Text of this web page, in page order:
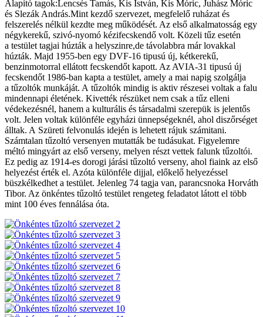
Alapitó tagok:Lencsés Tamás, Kis István, Kis Móric, Juhász Móric
és Slezák András.Mint kezdő szervezet, megfelelő ruházat és
felszerelés nélkül kezdte meg működését. Az első alkalmatosság egy
négykerekű, szivó-nyomó kézifecskendő volt. Közeli tűz esetén
a testület tagjai húzták a helyszinre,de távolabbra már lovakkal
húzták. Majd 1955-ben egy DVF-16 tipusú új, kétkerekű,
benzinmotorral ellátott fecskendőt kapott. Az AVIA-31 tipusú új
fecskendőt 1986-ban kapta a testület, amely a mai napig szolgálja
a tűzoltók munkáját. A tűzoltók mindig is aktiv részesei voltak a falu
mindennapi életének. Kivették részüket nem csak a tűz elleni
védekezésnél, hanem a kulturális és társadalmi szerepük is jelentős
volt. Jelen voltak különféle egyházi ünnepségeknél, ahol diszőrséget
álltak. A Szüreti felvonulás idején is lehetett rájuk számitani.
Számtalan tűzoltó versenyen mutatták be tudásukat. Figyelemre
méltó mingyárt az első verseny, melyen részt vettek falunk tűzoltói.
Ez pedig az 1914-es dorogi járási tűzoltó verseny, ahol fiaink az első
helyezést érték el. Azóta különféle dijjal, előkelő helyezéssel
büszkélkedhet a testület. Jelenleg 74 tagja van, parancsnoka Horváth
Tibor. Az önkéntes tűzoltó testület rengeteg feladatot látott el több
mint 100 éves fennálása óta.